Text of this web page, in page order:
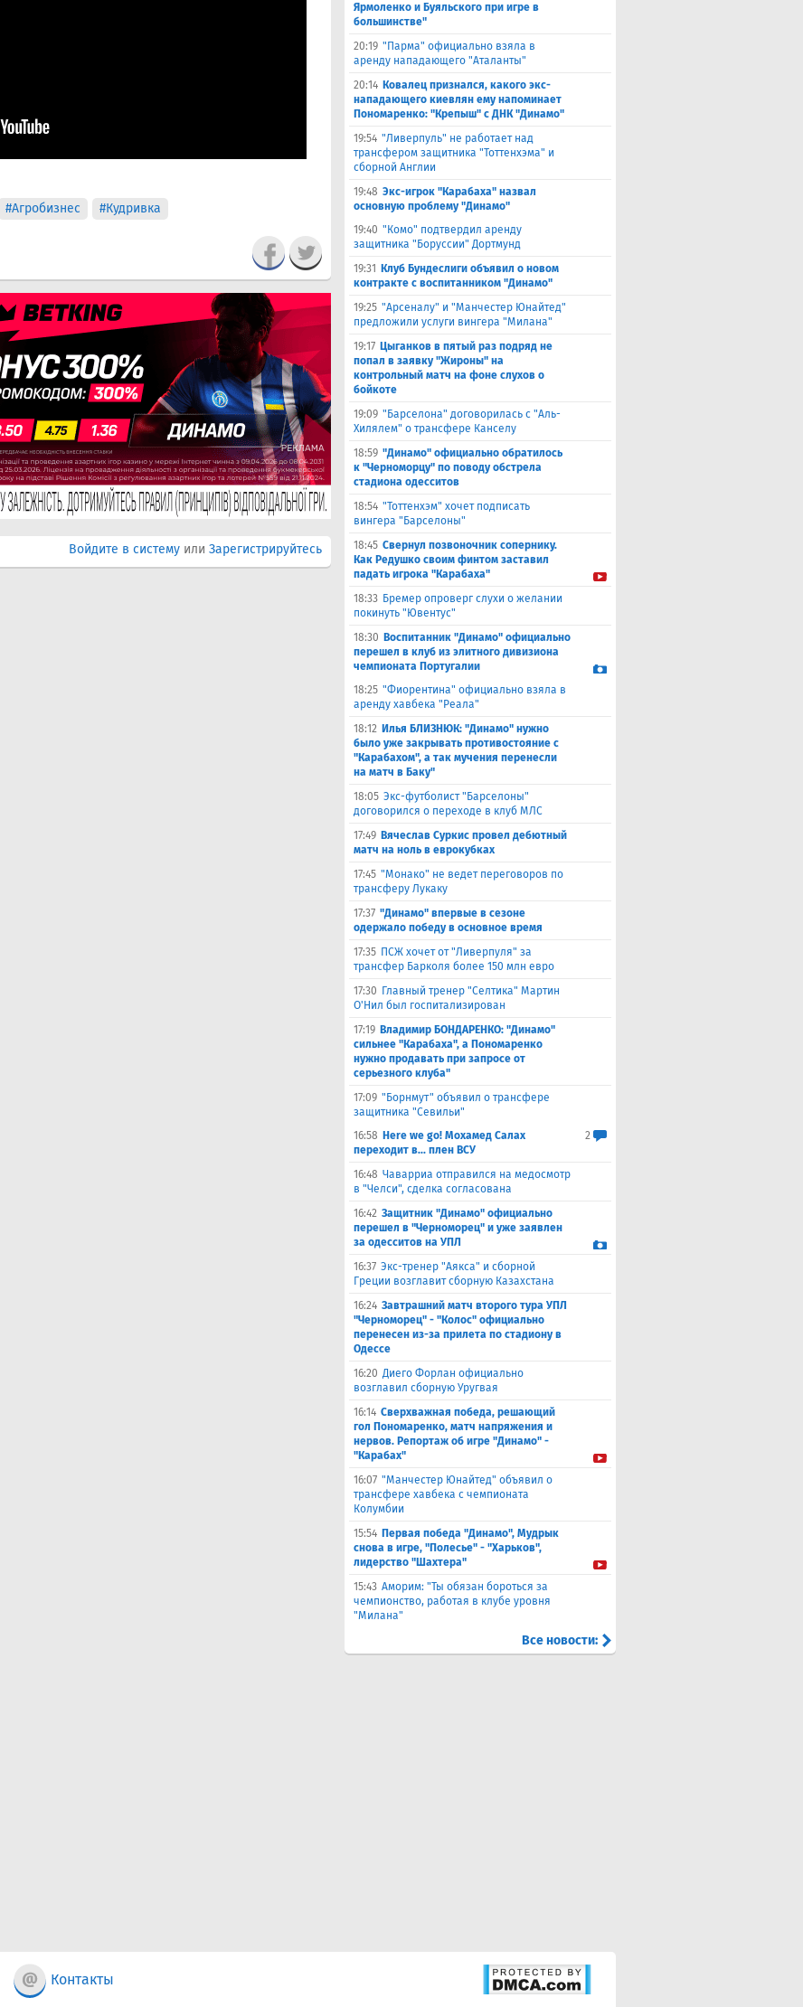
#Агробизнес #Кудривка
Войдите в систему или Зарегистрируйтесь
Ярмоленко и Буяльского при игре в
большинстве"
20:19 "Парма" официально взяла в
аренду нападающего "Аталанты"
20:14 Ковалец признался, какого экс-
нападающего киевлян ему напоминает
Пономаренко: "Крепыш" с ДНК "Динамо"
19:54 "Ливерпуль" не работает над
трансфером защитника "Тоттенхэма" и
сборной Англии
19:48 Экс-игрок "Карабаха" назвал
основную проблему "Динамо"
19:40 "Комо" подтвердил аренду
защитника "Боруссии" Дортмунд
19:31
Клуб Бундеслиги объявил о новом
контракте с воспитанником "Динамо"
19:25 "Арсеналу" и "Манчестер Юнайтед"
предложили услуги вингера "Милана"
19:17 Цыганков в пятый раз подряд не
попал в заявку "Жироны" на
контрольный матч на фоне слухов о
бойкоте
19:09 "Барселона" договорилась с "Аль-
Хилялем" о трансфере Канселу
18:59 "Динамо" официально обратилось
к "Черноморцу" по поводу обстрела
стадиона одесситов
18:54 "Тоттенхэм" хочет подписать
вингера "Барселоны"
18:45 Свернул позвоночник сопернику.
Как Редушко своим финтом заставил
падать игрока "Карабаха"
18:33 Бремер опроверг слухи о желании
покинуть "Ювентус"
18:30 Воспитанник "Динамо" официально
перешел в клуб из элитного дивизиона
чемпионата Португалии
18:25 "Фиорентина" официально взяла в
аренду хавбека "Реала"
18:12 Илья БЛИЗНЮК: "Динамо" нужно
было уже закрывать противостояние с
"Карабахом", а так мучения перенесли
на матч в Баку"
18:05 Экс-футболист "Барселоны"
договорился о переходе в клуб МЛС
17:49 Вячеслав Суркис провел дебютный
матч на ноль в еврокубках
17:45 "Монако" не ведет переговоров по
трансферу Лукаку
17:37 "Динамо" впервые в сезоне
одержало победу в основное время
17:35 ПСЖ хочет от "Ливерпуля" за
трансфер Барколя более 150 млн евро
17:30 Главный тренер "Селтика" Мартин
О'Нил был госпитализирован
17:19 Владимир БОНДАРЕНКО: "Динамо"
сильнее "Карабаха", а Пономаренко
нужно продавать при запросе от
серьезного клуба"
17:09 "Борнмут" объявил о трансфере
защитника "Севильи"
16:58 Here we go! Мохамед Салах
переходит в... плен ВСУ
2
16:48 Чаварриа отправился на медосмотр
в "Челси", сделка согласована
16:42 Защитник "Динамо" официально
перешел в "Черноморец" и уже заявлен
за одесситов на УПЛ
16:37 Экс-тренер "Аякса" и сборной
Греции возглавит сборную Казахстана
16:24 Завтрашний матч второго тура УПЛ
"Черноморец" - "Колос" официально
перенесен из-за прилета по стадиону в
Одессе
16:20 Диего Форлан официально
возглавил сборную Уругвая
16:14 Сверхважная победа, решающий
гол Пономаренко, матч напряжения и
нервов. Репортаж об игре "Динамо" -
"Карабах"
16:07 "Манчестер Юнайтед" объявил о
трансфере хавбека с чемпионата
Колумбии
15:54 Первая победа "Динамо", Мудрык
снова в игре, "Полесье" - "Харьков",
лидерство "Шахтера"
15:43 Аморим: "Ты обязан бороться за
чемпионство, работая в клубе уровня
"Милана"
Все новости:
Контакты